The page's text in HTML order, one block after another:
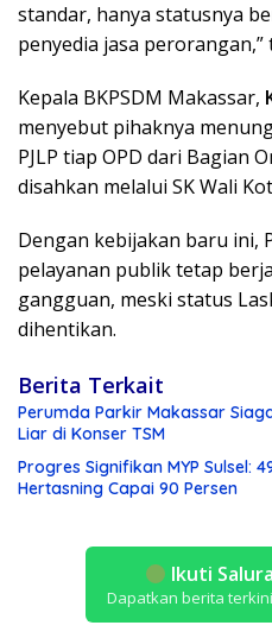
standar, hanya statusnya
penyedia jasa perorangan,”
Kepala BKPSDM Makassar,
menyebut pihaknya
PJLP tiap OPD dari Bagian
disahkan melalui SK Wali
Dengan kebijakan baru ini,
pelayanan publik tetap
gangguan, meski status
dihentikan.
Berita Terkait
Perumda Parkir Makassar
Liar di Konser TSM
Progres Signifikan MYP Sulsel:
Hertasning Capai 90 Persen
Ikuti
Dapatkan berita